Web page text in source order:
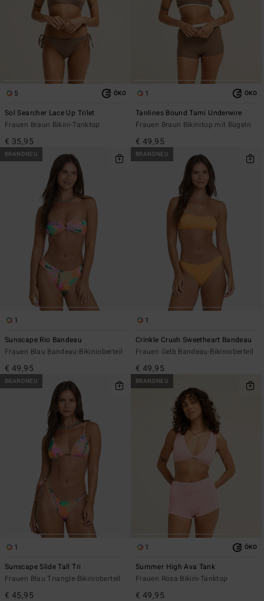
5 ÖKO
Sol Searcher Lace Up Trilet
Frauen Braun Bikini-Tanktop
€ 35,95
1 ÖKO
Tanlines Bound Tami Underwire
Frauen Braun Bikinitop mit Bügeln
€ 49,95
BRANDNEU
1
Sunscape Rio Bandeau
Frauen Blau Bandeau-Bikinioberteil
€ 49,95
BRANDNEU
1
Crinkle Crush Sweetheart Bandeau
Frauen Gelb Bandeau-Bikinioberteil
€ 49,95
BRANDNEU
1
Sunscape Slide Tall Tri
Frauen Blau Triangle-Bikinioberteil
€ 45,95
BRANDNEU
1 ÖKO
Summer High Ava Tank
Frauen Rosa Bikini-Tanktop
€ 49,95